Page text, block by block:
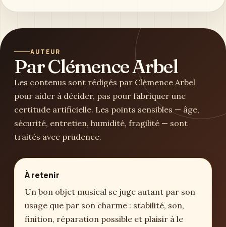
AUTEUR
Par Clémence Arbel
Les contenus sont rédigés par Clémence Arbel
pour aider à décider, pas pour fabriquer une
certitude artificielle. Les points sensibles — âge,
sécurité, entretien, humidité, fragilité — sont
traités avec prudence.
À retenir
Un bon objet musical se juge autant par son
usage que par son charme : stabilité, son,
finition, réparation possible et plaisir à le